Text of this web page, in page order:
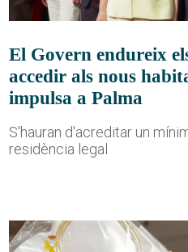
El Govern endureix
accedir als nous
impulsa a Palma
S'hauran d'acreditar un
residència legal